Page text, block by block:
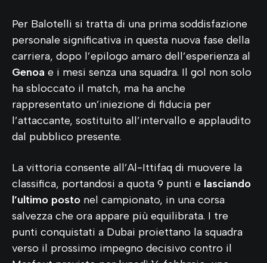
Per Balotelli si tratta di una prima soddisfazione
personale significativa in questa nuova fase della
carriera, dopo l’epilogo amaro dell’esperienza al
Genoa e i mesi senza una squadra. Il gol non solo
ha sbloccato il match, ma ha anche
rappresentato un’iniezione di fiducia per
l’attaccante, sostituito all’intervallo e applaudito
dal pubblico presente.
La vittoria consente all’Al-Ittifaq di muovere la
classifica, portandosi a quota 9 punti e lasciando
l’ultimo posto nel campionato, in una corsa
salvezza che ora appare più equilibrata. I tre
punti conquistati a Dubai proiettano la squadra
verso il prossimo impegno decisivo contro il